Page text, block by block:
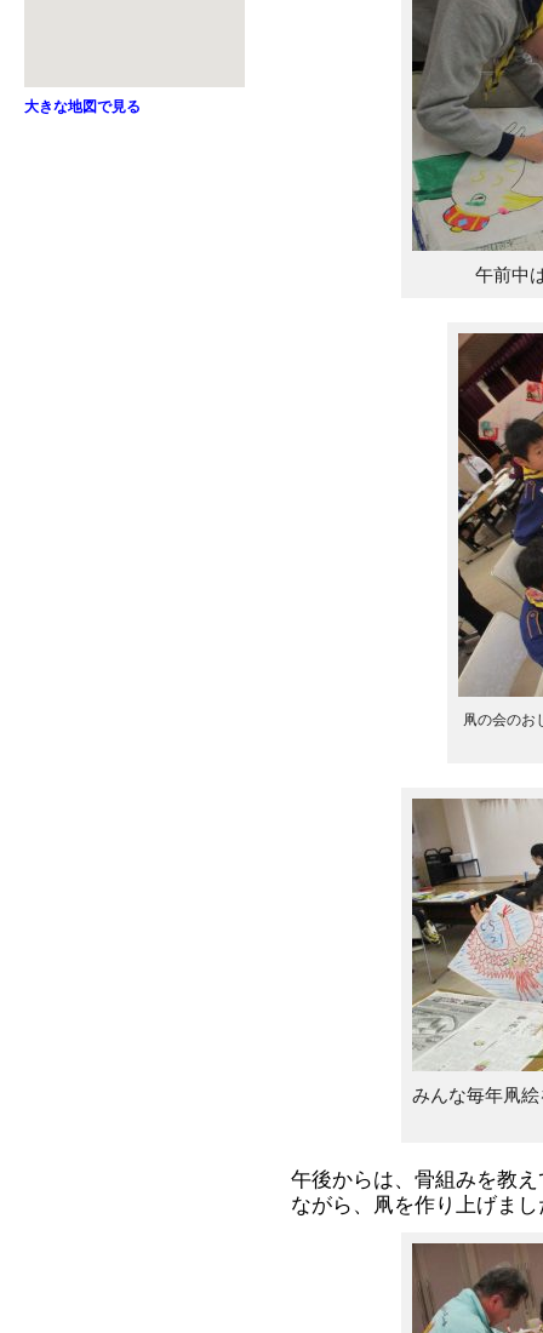
大きな地図で見る
午前中
凧の会のお
みんな毎年凧
午後からは、骨組みを教
ながら、凧を作り上げまし